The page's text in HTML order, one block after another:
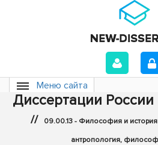
Меню сайта
Диссертации России
// 09.00.13 - Философия и
антропология,